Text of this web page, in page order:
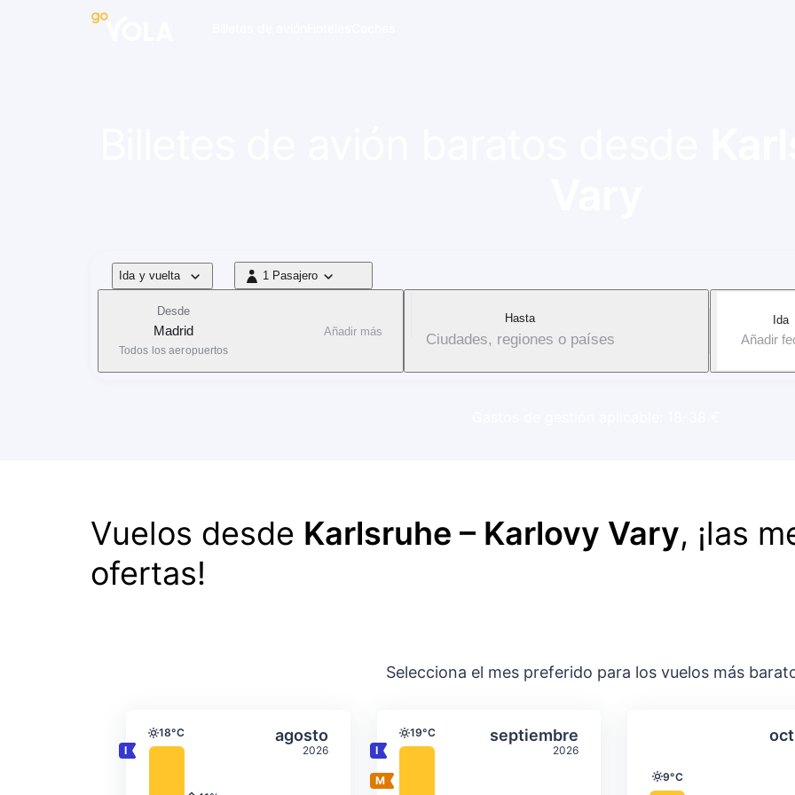
Tipo de vuelo
Ida y vuelta 1 Pasajero
1 Pasajero
Desde
Madrid
Todos los aeropuertos
Añadir más
Hasta
Ciudades, regiones o países
Ida
Añadir
Vuelos desde Karlsruhe – Karlovy Vary, ¡las
ofertas!
Selecciona el mes preferido para los vuelos más
agosto
2026
Temperatura y precipitación media mensual
Temperatura
18°C Seleccionar agosto septiembre
2026
Temperatura y precipitación media
Temperatura
19°C Seleccionar septiembreTemperatura
Temperatura
9°C